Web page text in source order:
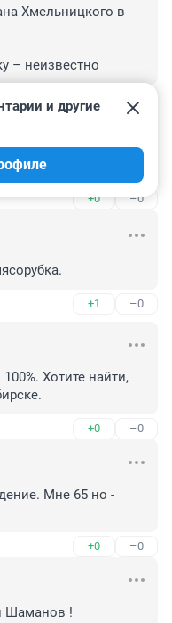
Хмельницкого в
– неизвестно
–0
+0 –0
и другие
+1 –0
Хотите найти,
+0 –0
Мне 65 но -
+0 –0
Шаманов !